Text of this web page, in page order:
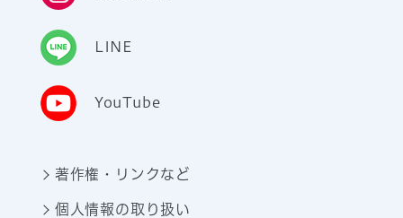
LINE
YouTube
著作権・リンクなど
個人情報の取り扱い